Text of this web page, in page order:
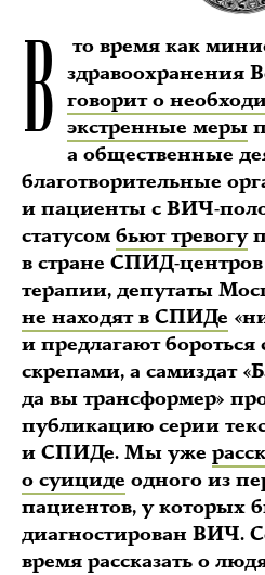
В
то время как
здравоохранения
говорит о
экстренные меры
а общественные
благотворительные
и пациенты с ВИЧ-
статусом бьют тревогу
в стране СПИД-
терапии, депутаты
не находят в СПИДе
и предлагают
скрепами, а самиздат
да вы трансформер»
публикацию серии
и СПИДе. Мы уже
о суициде одного из
пациентов, у которых
диагностирован ВИЧ.
время рассказать о